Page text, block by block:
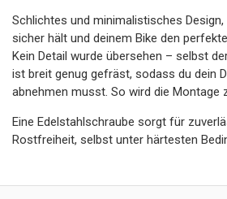
Schlichtes und minimalistisches
sicher hält und deinem Bike den
Kein Detail wurde übersehen – selbst
ist breit genug gefräst, sodass du dein
abnehmen musst. So wird die Montage
Eine Edelstahlschraube sorgt für
Rostfreiheit, selbst unter härtesten